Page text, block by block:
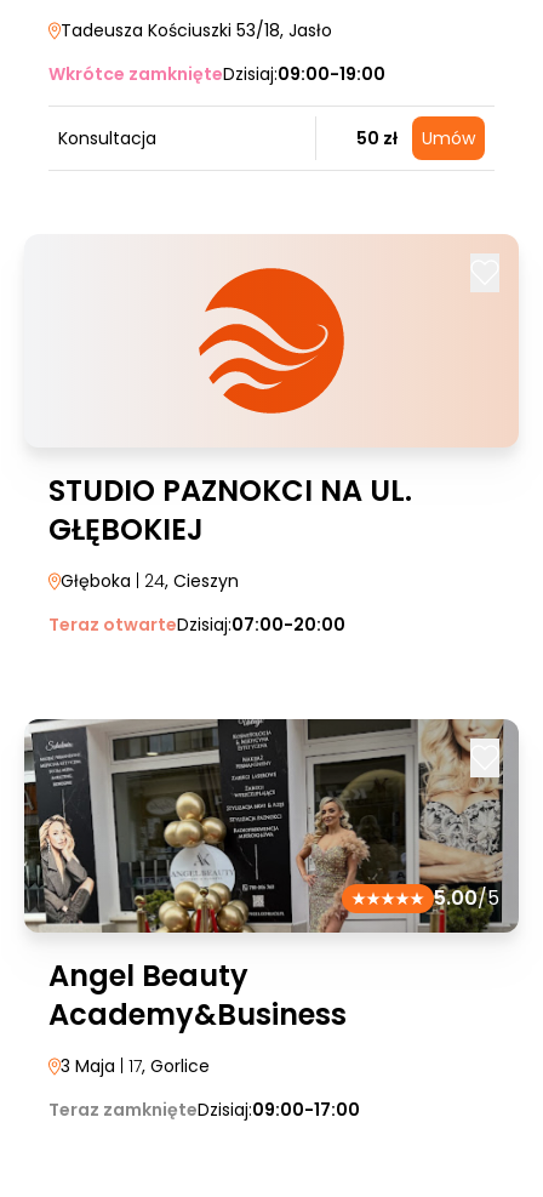
Tadeusza Kościuszki 53/18, Jasło
Wkrótce zamknięteDzisiaj:09:00-19:00
Konsultacja 50 zł Umów
STUDIO PAZNOKCI NA UL.
GŁĘBOKIEJ
Głęboka | 24, Cieszyn
Teraz otwarteDzisiaj:07:00-20:00
5.00/5
Angel Beauty
Academy&Business
3 Maja | 17, Gorlice
Teraz zamknięteDzisiaj:09:00-17:00